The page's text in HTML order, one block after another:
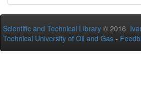
Scientific and Technical Library © 2016
Technical University of Oil and Gas -